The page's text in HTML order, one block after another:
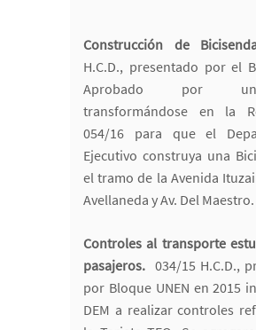
Construcción de
H.C.D., presentado por el
Aprobado por
transformándose en la
054/16 para que el
Ejecutivo construya una
el tramo de la Avenida
Avellaneda y Av. Del Maestro.
Controles al transporte
pasajeros. 034/15 H.C.D.,
por Bloque UNEN en 2015
DEM a realizar controles